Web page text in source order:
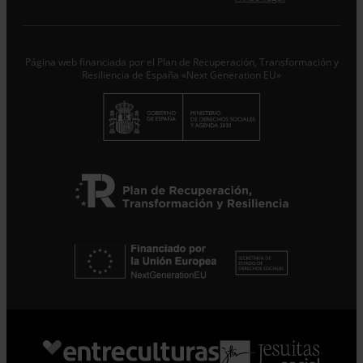
Página web financiada por el Plan de Recuperación, Transformación y
Resiliencia de España «Next Generation EU»